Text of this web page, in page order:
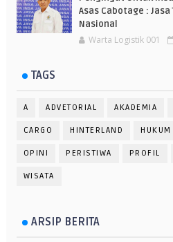
Asas Cabotage :
Nasional
Warta Logistik 001
TAGS
A ADVETORIAL AKADEMIA
CARGO HINTERLAND HUKUM
OPINI PERISTIWA PROFIL
WISATA
ARSIP BERITA